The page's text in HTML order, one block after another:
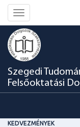
Toggle
navigation
Szegedi
Felsőoktatási
KEDVEZMÉNYEK